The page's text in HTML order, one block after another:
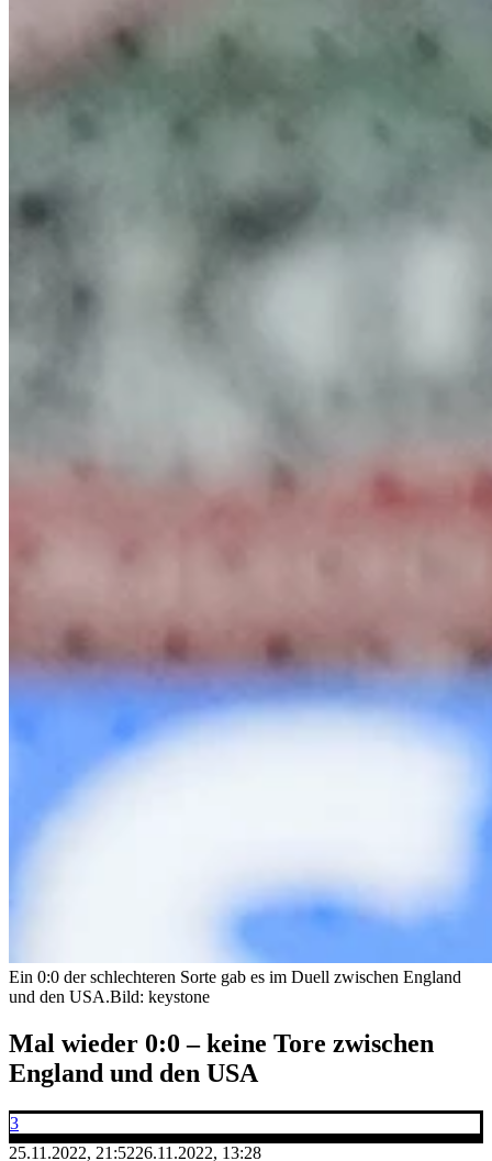
Ein 0:0 der schlechteren Sorte gab es im Duell zwischen England
und den USA.Bild: keystone
Mal wieder 0:0 – keine Tore zwischen
England und den USA
3
25.11.2022, 21:5226.11.2022, 13:28